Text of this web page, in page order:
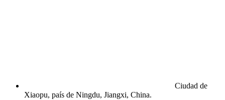
Ciudad de
Xiaopu, país de Ningdu, Jiangxi, China.